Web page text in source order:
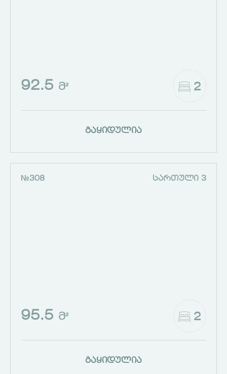
92.5 Მ² 2
გაყიდულია
№308 ᲡᲐᲠᲗᲣᲚᲘ 3
95.5 Მ² 2
გაყიდულია